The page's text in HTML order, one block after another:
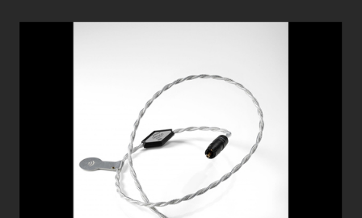
Reference2 Diamond 1M 訊號線
絕美音質，內外出眾